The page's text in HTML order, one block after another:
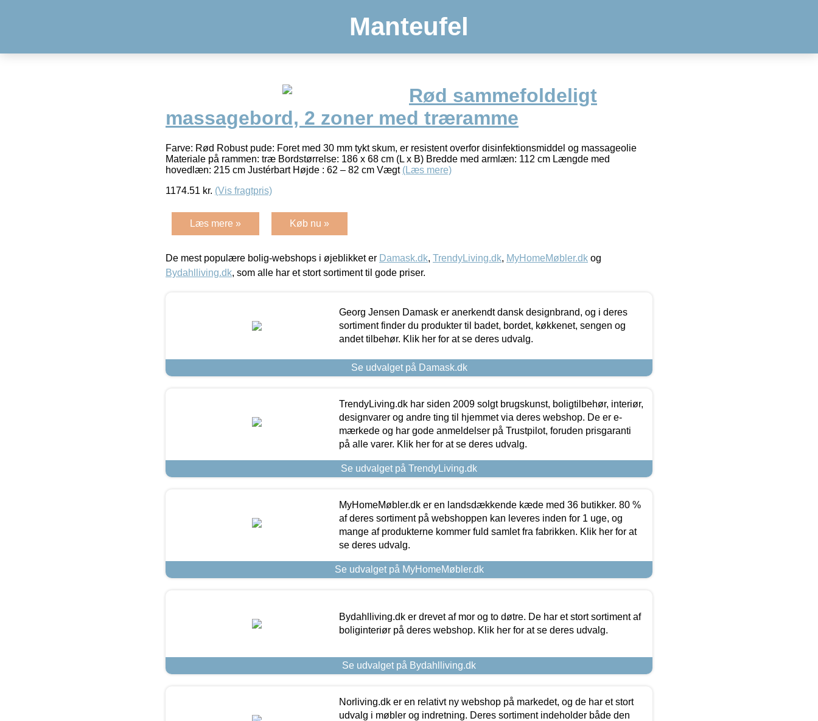
Manteufel
Rød sammefoldeligt
massagebord, 2 zoner med træramme
Farve: Rød Robust pude: Foret med 30 mm tykt skum, er resistent overfor disinfektionsmiddel og massageolie
Materiale på rammen: træ Bordstørrelse: 186 x 68 cm (L x B) Bredde med armlæn: 112 cm Længde med
hovedlæn: 215 cm Justérbart Højde : 62 – 82 cm Vægt (Læs mere)
1174.51 kr. (Vis fragtpris)
Læs mere » Køb nu »
De mest populære bolig-webshops i øjeblikket er Damask.dk, TrendyLiving.dk, MyHomeMøbler.dk og
Bydahlliving.dk, som alle har et stort sortiment til gode priser.
Georg Jensen Damask er anerkendt dansk designbrand, og i deres
sortiment finder du produkter til badet, bordet, køkkenet, sengen og
andet tilbehør. Klik her for at se deres udvalg.
Se udvalget på Damask.dk
TrendyLiving.dk har siden 2009 solgt brugskunst, boligtilbehør, interiør,
designvarer og andre ting til hjemmet via deres webshop. De er e-
mærkede og har gode anmeldelser på Trustpilot, foruden prisgaranti
på alle varer. Klik her for at se deres udvalg.
Se udvalget på TrendyLiving.dk
MyHomeMøbler.dk er en landsdækkende kæde med 36 butikker. 80 %
af deres sortiment på webshoppen kan leveres inden for 1 uge, og
mange af produkterne kommer fuld samlet fra fabrikken. Klik her for at
se deres udvalg.
Se udvalget på MyHomeMøbler.dk
Bydahlliving.dk er drevet af mor og to døtre. De har et stort sortiment af
boliginteriør på deres webshop. Klik her for at se deres udvalg.
Se udvalget på Bydahlliving.dk
Norliving.dk er en relativt ny webshop på markedet, og de har et stort
udvalg i møbler og indretning. Deres sortiment indeholder både den